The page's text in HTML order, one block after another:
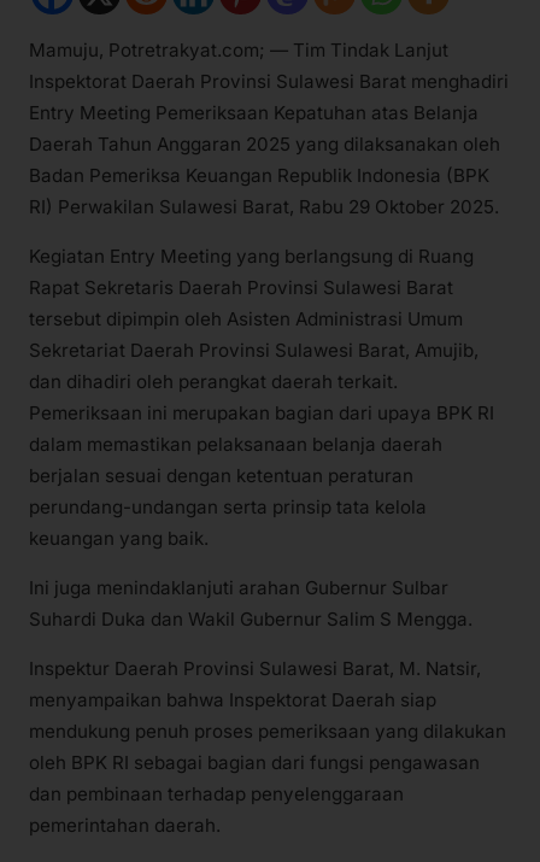
Mamuju, Potretrakyat.com; — Tim Tindak Lanjut
Inspektorat Daerah Provinsi Sulawesi Barat menghadiri
Entry Meeting Pemeriksaan Kepatuhan atas Belanja
Daerah Tahun Anggaran 2025 yang dilaksanakan oleh
Badan Pemeriksa Keuangan Republik Indonesia (BPK
RI) Perwakilan Sulawesi Barat, Rabu 29 Oktober 2025.
Kegiatan Entry Meeting yang berlangsung di Ruang
Rapat Sekretaris Daerah Provinsi Sulawesi Barat
tersebut dipimpin oleh Asisten Administrasi Umum
Sekretariat Daerah Provinsi Sulawesi Barat, Amujib,
dan dihadiri oleh perangkat daerah terkait.
Pemeriksaan ini merupakan bagian dari upaya BPK RI
dalam memastikan pelaksanaan belanja daerah
berjalan sesuai dengan ketentuan peraturan
perundang-undangan serta prinsip tata kelola
keuangan yang baik.
Ini juga menindaklanjuti arahan Gubernur Sulbar
Suhardi Duka dan Wakil Gubernur Salim S Mengga.
Inspektur Daerah Provinsi Sulawesi Barat, M. Natsir,
menyampaikan bahwa Inspektorat Daerah siap
mendukung penuh proses pemeriksaan yang dilakukan
oleh BPK RI sebagai bagian dari fungsi pengawasan
dan pembinaan terhadap penyelenggaraan
pemerintahan daerah.